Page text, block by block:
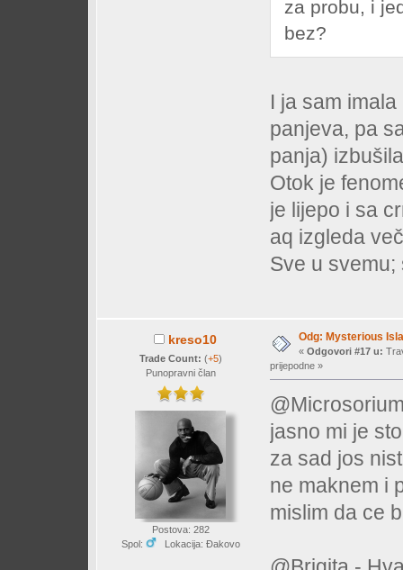
za probu, i
bez?
I ja sam
panjeva, pa
panja)
Otok je
je lijepo i sa
aq izgleda
Sve u
kreso10
Trade Count: (+5)
Punopravni član
Postova: 282
Spol:
Lokacija: Đakovo
Odg: Mysterious
« Odgovori #17 u:
prijepodne »
jasno mi je
za sad jos
ne maknem i
mislim da ce